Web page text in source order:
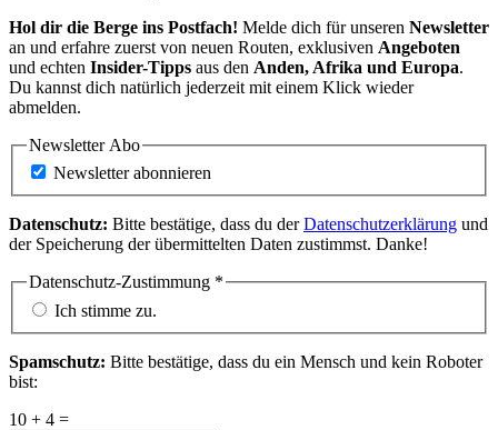
Hol dir die Berge ins Postfach! Melde dich für unseren Newsletter
an und erfahre zuerst von neuen Routen, exklusiven Angeboten
und echten Insider-Tipps aus den Anden, Afrika und Europa.
Du kannst dich natürlich jederzeit mit einem Klick wieder
abmelden.
Newsletter Abo
Newsletter abonnieren
Datenschutz: Bitte bestätige, dass du derDatenschutzerklärung und
der Speicherung der übermittelten Daten zustimmst. Danke!
Datenschutz-Zustimmung *
Ich stimme zu.
Spamschutz: Bitte bestätige, dass du ein Mensch und kein Roboter
bist:
10 + 4 =